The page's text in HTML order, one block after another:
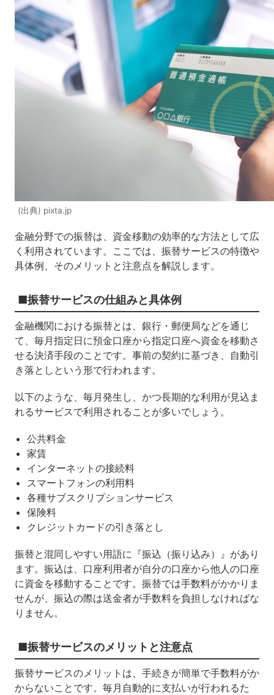
(出典) pixta.jp
金融分野での振替は、資金移動の効率的な方法として広
く利用されています。ここでは、振替サービスの特徴や
具体例、そのメリットと注意点を解説します。
■振替サービスの仕組みと具体例
金融機関における振替とは、銀行・郵便局などを通じ
て、毎月指定日に預金口座から指定口座へ資金を移動さ
せる決済手段のことです。事前の契約に基づき、自動引
き落としという形で行われます。
以下のような、毎月発生し、かつ長期的な利用が見込ま
れるサービスで利用されることが多いでしょう。
公共料金
家賃
インターネットの接続料
スマートフォンの利用料
各種サブスクリプションサービス
保険料
クレジットカードの引き落とし
振替と混同しやすい用語に『振込（振り込み）』があり
ます。振込は、口座利用者が自分の口座から他人の口座
に資金を移動することです。振替では手数料がかかりま
せんが、振込の際は送金者が手数料を負担しなければな
りません。
■振替サービスのメリットと注意点
振替サービスのメリットは、手続きが簡単で手数料がか
からないことです。毎月自動的に支払いが行われるた